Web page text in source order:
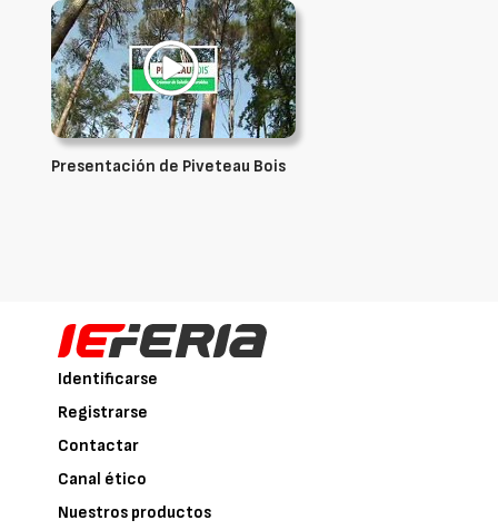
Presentación de Piveteau Bois
Identificarse
Registrarse
Contactar
Canal ético
Nuestros productos